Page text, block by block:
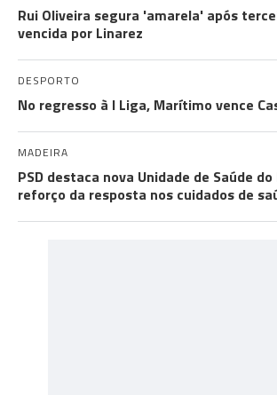
Rui Oliveira segura 'amarela' após
vencida por Linarez
DESPORTO
No regresso à I Liga, Marítimo vence
MADEIRA
PSD destaca nova Unidade de Saúde
reforço da resposta nos cuidados de